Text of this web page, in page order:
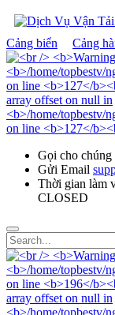
Cảng biển Cảng
Gọi cho chúng
Gửi Email
Thời gian làm
CLOSED